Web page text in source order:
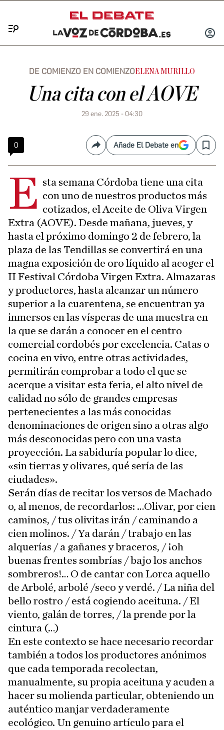
INICIAR
DE COMIENZO EN COMIENZOELENA MURILLO
Una cita con el AOVE
29 ene. 2025 - 04:30
0 CompartirAñade El Debate en Save
E sta semana Córdoba tiene una cita
con uno de nuestros productos más
cotizados, el Aceite de Oliva Virgen
Extra (AOVE). Desde mañana, jueves, y
hasta el próximo domingo 2 de febrero, la
plaza de las Tendillas se convertirá en una
magna exposición de oro líquido al acoger el
II Festival Córdoba Virgen Extra. Almazaras
y productores, hasta alcanzar un número
superior a la cuarentena, se encuentran ya
inmersos en las vísperas de una muestra en
la que se darán a conocer en el centro
comercial cordobés por excelencia. Catas o
cocina en vivo, entre otras actividades,
permitirán comprobar a todo el que se
acerque a visitar esta feria, el alto nivel de
calidad no sólo de grandes empresas
pertenecientes a las más conocidas
denominaciones de origen sino a otras algo
más desconocidas pero con una vasta
proyección. La sabiduría popular lo dice,
«sin tierras y olivares, qué sería de las
ciudades».
Serán días de recitar los versos de Machado
o, al menos, de recordarlos: …Olivar, por cien
caminos, / tus olivitas irán / caminando a
cien molinos. / Ya darán / trabajo en las
alquerías / a gañanes y braceros, / ¡oh
buenas frentes sombrías / bajo los anchos
sombreros!… O de cantar con Lorca aquello
de Arbolé, arbolé /seco y verdé. / La niña del
bello rostro / está cogiendo aceituna. / El
viento, galán de torres, / la prende por la
cintura (…)
En este contexto se hace necesario recordar
también a todos los productores anónimos
que cada temporada recolectan,
manualmente, su propia aceituna y acuden a
hacer su molienda particular, obteniendo un
auténtico manjar verdaderamente
ecológico. Un genuino artículo para el